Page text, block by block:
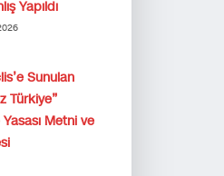
Yapıldı
Sunulan
Türkiye”
Metni ve